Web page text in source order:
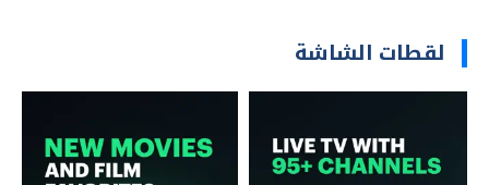
لقطات الشاشة